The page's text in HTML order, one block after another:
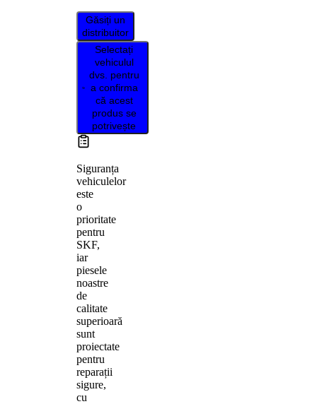
Găsiți un
distribuitor
Selectați
vehiculul
dvs. pentru
a confirma
că acest
produs se
potrivește
Siguranța
vehiculelor
este
o
prioritate
pentru
SKF,
iar
piesele
noastre
de
calitate
superioară
sunt
proiectate
pentru
reparații
sigure,
cu